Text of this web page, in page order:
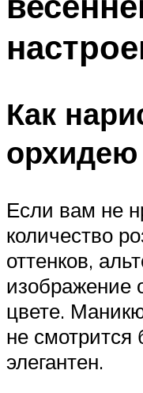
Как
орхидею
Если вам не
количество
оттенков,
изображение
цвете.
не смотрится
элегантен.